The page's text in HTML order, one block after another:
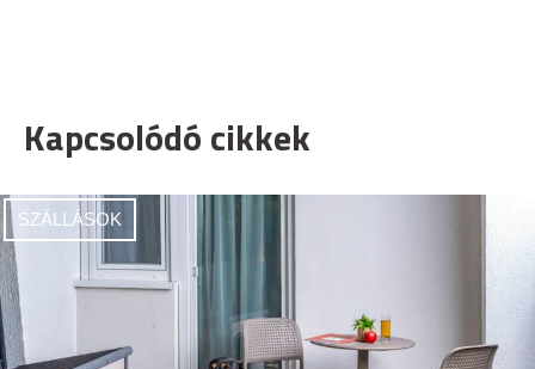
Kapcsolódó cikkek
SZÁLLÁSOK